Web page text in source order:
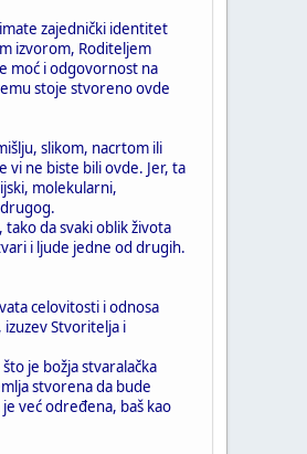
zajednički identitet
izvorom, Roditeljem
moć i odgovornost na
stoje stvoreno ovde
slikom, nacrtom ili
vi ne biste bili ovde. Jer, ta
molekularni,
da svaki oblik života
i ljude jedne od drugih.
celovitosti i odnosa
izuzev Stvoritelja i
je božja stvaralačka
stvorena da bude
već određena, baš kao